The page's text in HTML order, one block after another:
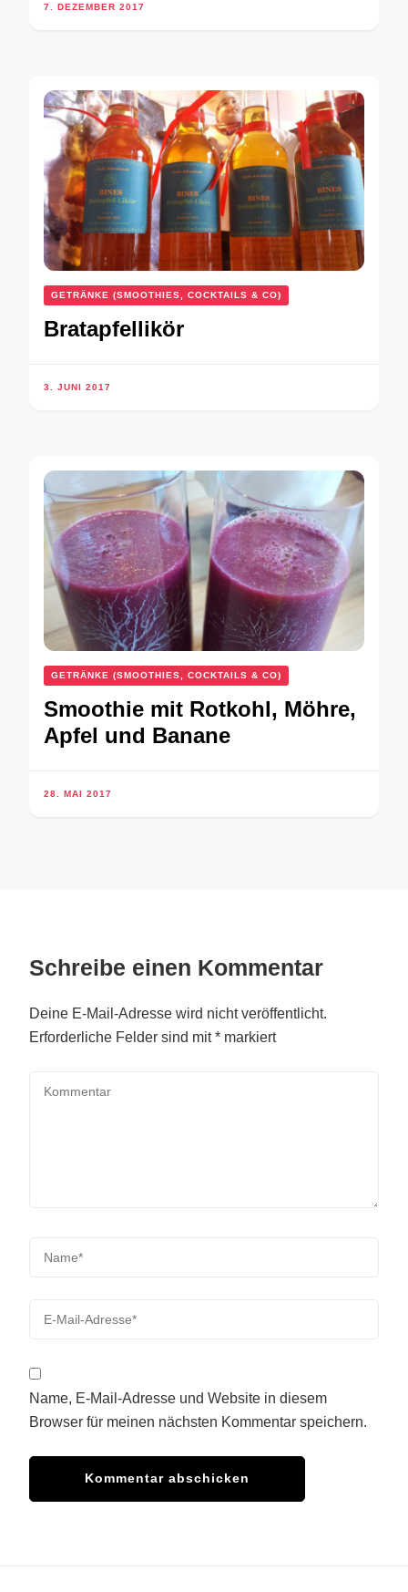
7. DEZEMBER 2017
GETRÄNKE (SMOOTHIES, COCKTAILS & CO)
Bratapfellikör
3. JUNI 2017
GETRÄNKE (SMOOTHIES, COCKTAILS & CO)
Smoothie mit Rotkohl, Möhre,
Apfel und Banane
28. MAI 2017
Schreibe einen Kommentar
Deine E-Mail-Adresse wird nicht veröffentlicht.
Erforderliche Felder sind mit* markiert
Name, E-Mail-Adresse und Website in diesem
Browser für meinen nächsten Kommentar speichern.